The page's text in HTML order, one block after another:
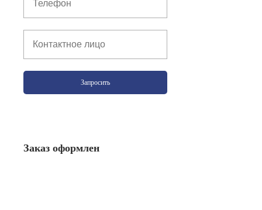
Запросить
Заказ оформлен